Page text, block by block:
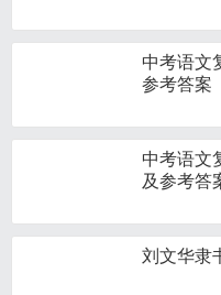
中考语文
参考答案
中考语文
及参考答
刘文华隶